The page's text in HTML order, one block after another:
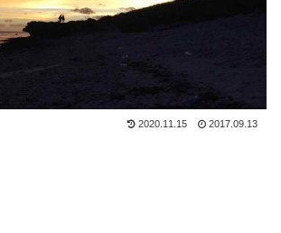
2020.11.15 2017.09.13